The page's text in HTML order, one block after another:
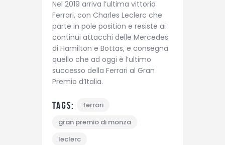
Nel 2019 arriva l’ultima vittoria
Ferrari, con Charles Leclerc che
parte in pole position e resiste ai
continui attacchi delle Mercedes
di Hamilton e Bottas, e consegna
quello che ad oggi è l’ultimo
successo della Ferrari al Gran
Premio d’Italia.
Tags:
ferrari
gran premio di monza
leclerc